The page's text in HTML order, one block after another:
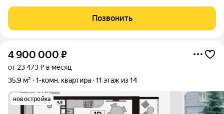
ремонт. Пластиковые окна.Квартира не угловая, окна выходят
на
Позвонить
4 900 000 ₽
от 23 473 ₽ в месяц
35,9 м²
1-комн. квартира 11 этаж из 14
новостройка